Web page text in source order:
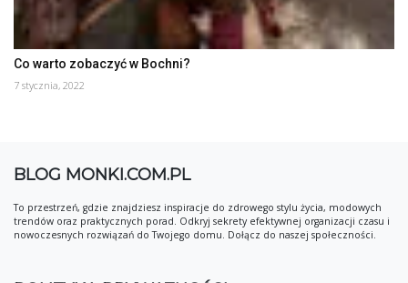
Co warto zobaczyć w Bochni?
7 stycznia, 2022
BLOG MONKI.COM.PL
To przestrzeń, gdzie znajdziesz inspiracje do zdrowego stylu życia, modowych
trendów oraz praktycznych porad. Odkryj sekrety efektywnej organizacji czasu i
nowoczesnych rozwiązań do Twojego domu. Dołącz do naszej społeczności.